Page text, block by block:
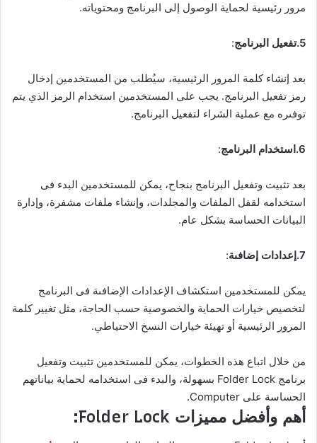
مرور رئيسية لحماية الوصول إلى البرنامج ومحتوياته.
5.تفعيل البرنامج :
بعد إنشاء كلمة المرور الرئيسية، سيُطلب من المستخدمين إدخال
رمز تفعيل البرنامج. يجب على المستخدمين استخدام الرمز الذي يتم
توفىره مع عملية الشراء لتفعيل البرنامج.
6.استخدام البرنامج :
بعد تثبيت وتفعيل البرنامج بنجاح، يمكن للمستخدمين البدء فى
استخدامه لقفل الملفات والمجلدات، وإنشاء ملفات مشفرة، وإدارة
البيانات الحساسة بشكل عام.
7.إعدادات إضافىة :
يمكن للمستخدمين استكشاف الإعدادات الإضافىة فى البرنامج
لتخصيص خيارات الحماية والخصوصية حسب الحاجة، مثل تغيير كلمة
المرور الرئيسية أو تهيئة خيارات النسخ الاحتياطي.
من خلال اتباع هذه الخطوات، يمكن للمستخدمين تثبيت وتفعيل
برنامج Folder Lock بسهولة، والبدء فى استخدامه لحماية بياناتهم
الحساسة على Computer.
أهم وأفضل مميزات Folder Lock: